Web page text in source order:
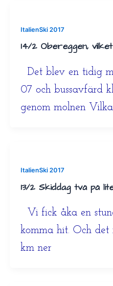
ItalienSki 2017
14/2 Obereggen,
Det blev en tidig
07 och bussavfärd
genom molnen
ItalienSki 2017
13/2 Skiddag två på
Vi fick åka en
komma hit. Och det
km ner